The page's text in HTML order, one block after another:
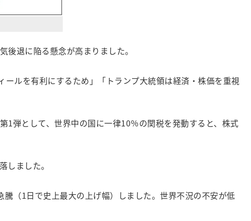
退に陥る懸念が高まりました。
ルを有利にするため」「トランプ大統領は経済・株価を重視
弾として、世界中の国に一律10％の関税を発動すると、株式
ました。
（1日で史上最大の上げ幅）しました。世界不況の不安が低